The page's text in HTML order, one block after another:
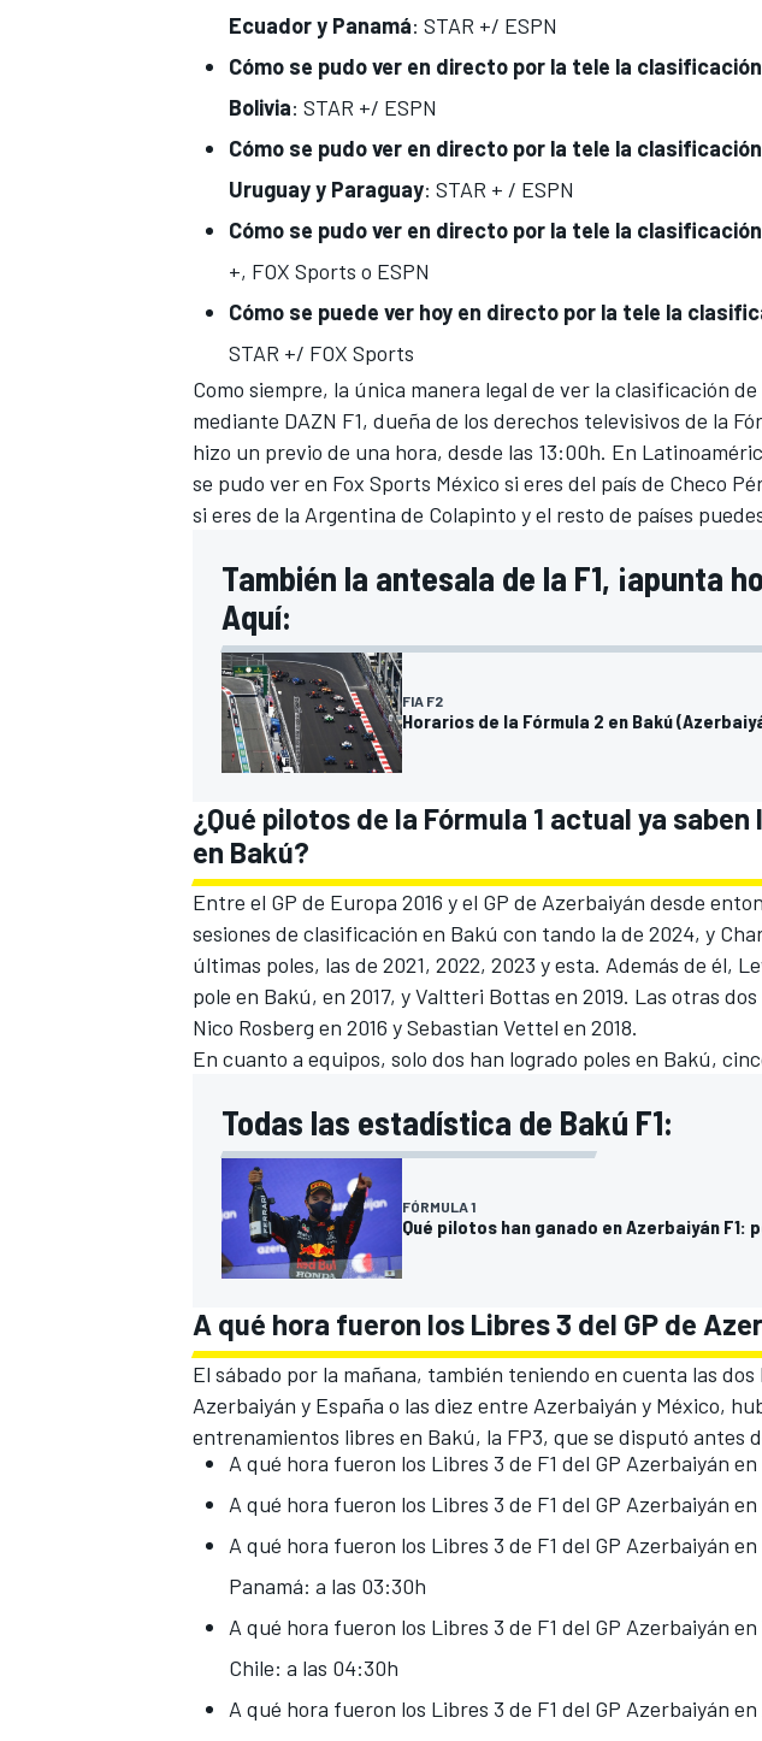
Ecuador y Panamá: STAR +/ ESPN
Cómo se pudo ver en directo por la tele la clasificación
Bolivia: STAR +/ ESPN
Cómo se pudo ver en directo por la tele la clasificación
Uruguay y Paraguay: STAR + / ESPN
Cómo se pudo ver en directo por la tele la clasificación
+, FOX Sports o ESPN
Cómo se puede ver hoy en directo por la tele la
STAR +/ FOX Sports
Como siempre, la única manera legal de ver la clasificación
mediante DAZN F1, dueña de los derechos televisivos de la
hizo un previo de una hora, desde las 13:00h. En
se pudo ver en Fox Sports México si eres del país de Checo
si eres de la Argentina de Colapinto y el resto de países
También la antesala de la F1, ¡apunta
Aquí:
FIA F2
Horarios de la Fórmula 2 en Bakú
¿Qué pilotos de la Fórmula 1 actual ya
en Bakú?
Entre el GP de Europa 2016 y el GP de Azerbaiyán desde
sesiones de clasificación en Bakú con tando la de 2024, y
últimas poles, las de 2021, 2022, 2023 y esta. Además de él,
pole en Bakú, en 2017, y Valtteri Bottas en 2019. Las otras
Nico Rosberg en 2016 y Sebastian Vettel en 2018.
En cuanto a equipos, solo dos han logrado poles en Bakú,
Todas las estadística de Bakú F1:
FÓRMULA 1
Qué pilotos han ganado en Azerbaiyán
A qué hora fueron los Libres 3 del GP de
El sábado por la mañana, también teniendo en cuenta las
Azerbaiyán y España o las diez entre Azerbaiyán y México,
entrenamientos libres en Bakú, la FP3, que se disputó antes
A qué hora fueron los Libres 3 de F1 del GP Azerbaiyán
A qué hora fueron los Libres 3 de F1 del GP Azerbaiyán
A qué hora fueron los Libres 3 de F1 del GP Azerbaiyán
Panamá: a las 03:30h
A qué hora fueron los Libres 3 de F1 del GP Azerbaiyán
Chile: a las 04:30h
A qué hora fueron los Libres 3 de F1 del GP Azerbaiyán